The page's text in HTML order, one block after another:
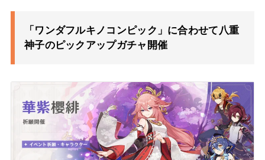
「ワンダフルキノコンピック」に合わせて八重
神子のピックアップガチャ開催